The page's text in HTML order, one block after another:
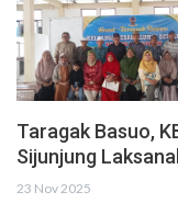
Taragak Basuo,
Sijunjung
23 Nov 2025